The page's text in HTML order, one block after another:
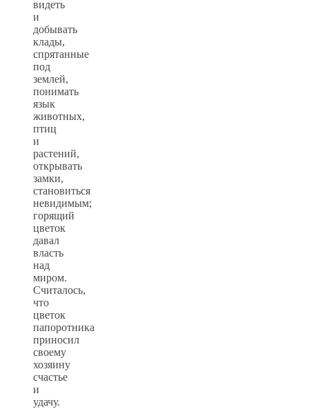
видеть
и
добывать
клады,
спрятанные
под
землей,
понимать
язык
животных,
птиц
и
растений,
открывать
замки,
становиться
невидимым;
горящий
цветок
давал
власть
над
миром.
Считалось,
что
цветок
папоротника
приносил
своему
хозяину
счастье
и
удачу.